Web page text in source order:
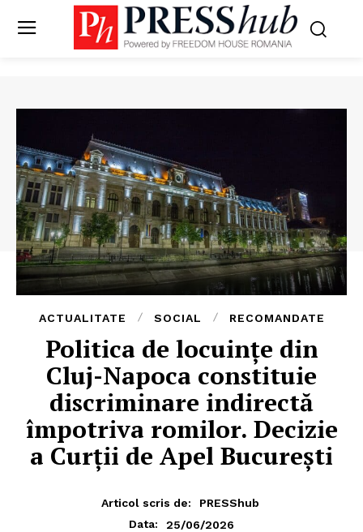
ACTUALITATE SOCIAL RECOMANDATE
​Politica de locuințe din
Cluj-Napoca constituie
discriminare indirectă
împotriva romilor. Decizie
a Curții de Apel București
Articol scris de:
PRESShub
Data:
25/06/2026